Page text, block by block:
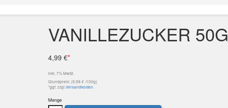
VANILLEZUCKER 50G
4,99 €*
inkl. 7% MwSt.
Grundpreis: (9,98 € /100g)
*ggf. zzgl.Versandkosten.
Menge